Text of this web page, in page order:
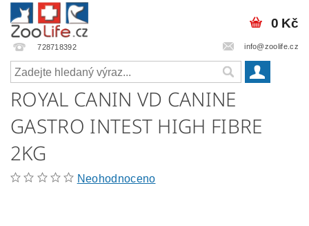
728718392 info@zoolife.cz
0 Kč
ROYAL CANIN VD CANINE
GASTRO INTEST HIGH FIBRE
2KG
Neohodnoceno